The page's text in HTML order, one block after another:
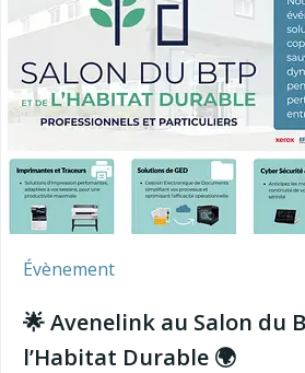
Évènement
🌟 Avenelink au Salon du
l’Habitat Durable 🌍